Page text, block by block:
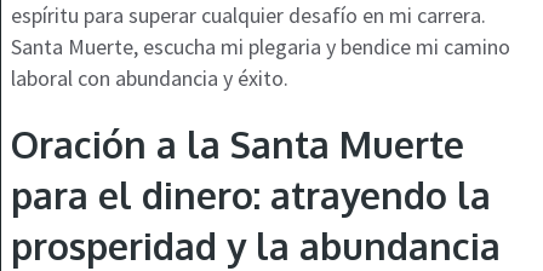
espíritu para superar cualquier desafío en mi carrera.
Santa Muerte, escucha mi plegaria y bendice mi camino
laboral con abundancia y éxito.
Oración a la Santa Muerte
para el dinero: atrayendo la
prosperidad y la abundancia